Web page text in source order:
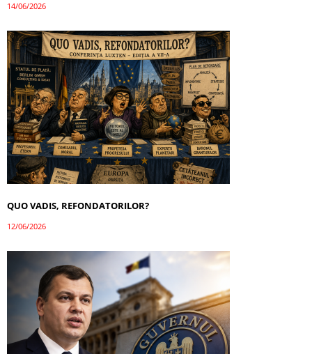
14/06/2026
QUO VADIS, REFONDATORILOR?
12/06/2026